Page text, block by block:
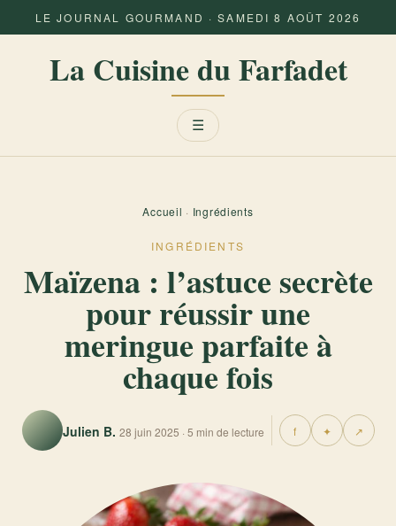
LE JOURNAL GOURMAND · SAMEDI 8 AOÛT 2026
La Cuisine du Farfadet
Menu
☰
Accueil · Ingrédients
INGRÉDIENTS
Maïzena : l’astuce secrète
pour réussir une
meringue parfaite à
chaque fois
Julien B. 28 juin 2025 · 5 min de lecture f ✦ ↗